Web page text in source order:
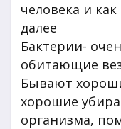
человека и
далее
Бактерии-
обитающие
Бывают
хорошие
организма,